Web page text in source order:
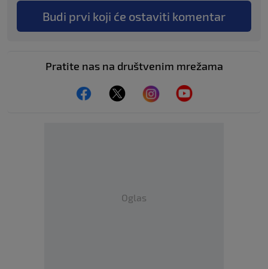
Budi prvi koji će ostaviti komentar
Pratite nas na društvenim mrežama
Oglas